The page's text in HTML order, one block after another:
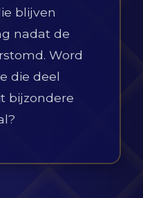
blijven
nadat de
Word
die deel
bijzondere